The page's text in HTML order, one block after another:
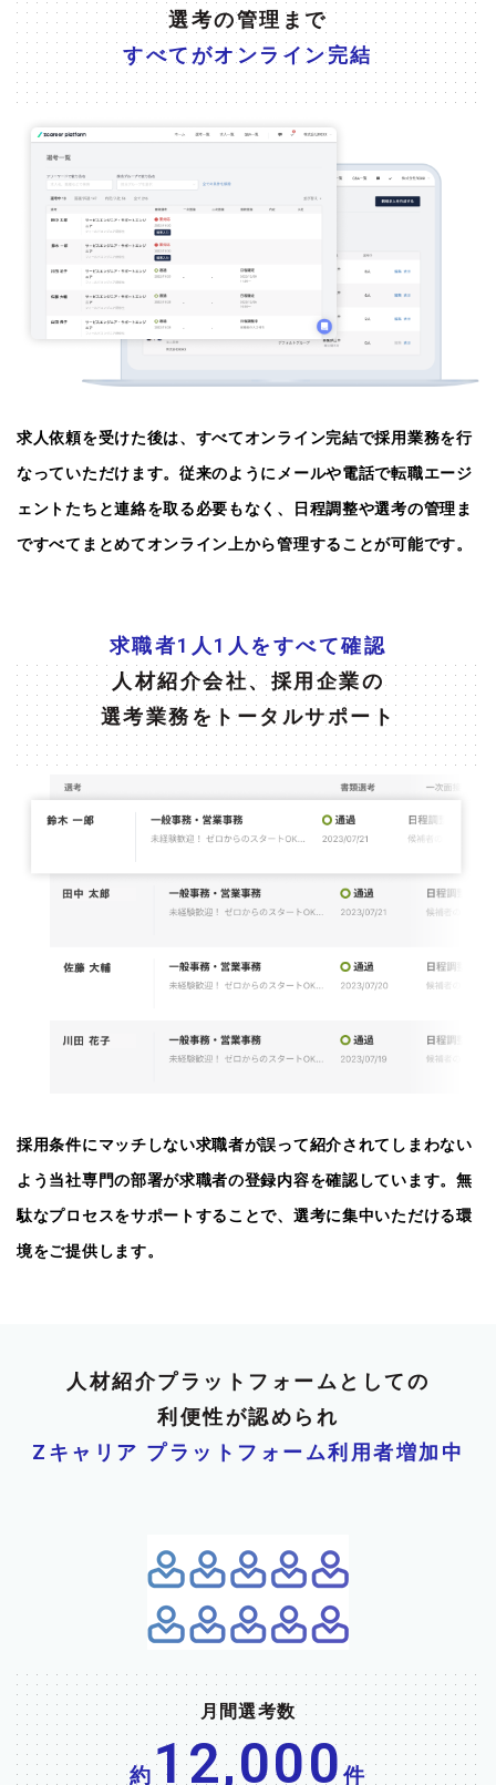
選考の管理まで
すべてがオンライン完結
求人依頼を受けた後は、すべてオンライン完結で採用業務を行
なっていただけます。従来のようにメールや電話で転職エージ
ェントたちと連絡を取る必要もなく、日程調整や選考の管理ま
ですべてまとめてオンライン上から管理することが可能です。
求職者1人1人をすべて確認
人材紹介会社、採用企業の
選考業務をトータルサポート
採用条件にマッチしない求職者が誤って紹介されてしまわない
よう当社専門の部署が求職者の登録内容を確認しています。無
駄なプロセスをサポートすることで、選考に集中いただける環
境をご提供します。
人材紹介プラットフォームとしての
利便性が認められ
Zキャリア プラットフォーム利用者増加中
月間選考数
約 12,000 件